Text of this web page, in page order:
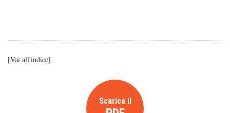
[Vai all'indice]
Scarica il